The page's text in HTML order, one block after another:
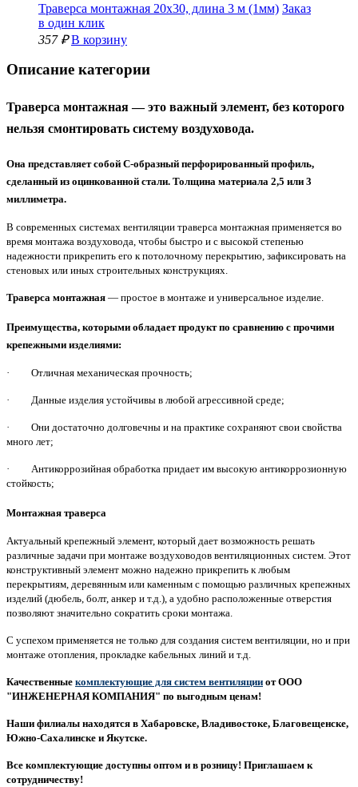
Траверса монтажная 20х30, длина 3 м (1мм) Заказ
в один клик
357 ₽ В корзину
Описание категории
Траверса монтажная— это важный элемент, без которого
нельзя смонтировать систему воздуховода.
Она представляет собой С-образный перфорированный профиль,
сделанный из оцинкованной стали. Толщина материала 2,5 или 3
миллиметра.
В современных системах вентиляции траверса монтажная применяется во
время монтажа воздуховода, чтобы быстро и с высокой степенью
надежности прикрепить его к потолочному перекрытию, зафиксировать на
стеновых или иных строительных конструкциях.
Траверса монтажная — простое в монтаже и универсальное изделие.
Преимущества, которыми обладает продукт по сравнению с прочими
крепежными изделиями:
· Отличная механическая прочность;
· Данные изделия устойчивы в любой агрессивной среде;
· Они достаточно долговечны и на практике сохраняют свои свойства
много лет;
· Антикоррозийная обработка придает им высокую антикоррозионную
стойкость;
Монтажная траверса
Актуальный крепежный элемент, который дает возможность решать
различные задачи при монтаже воздуховодов вентиляционных систем. Этот
конструктивный элемент можно надежно прикрепить к любым
перекрытиям, деревянным или каменным с помощью различных крепежных
изделий (дюбель, болт, анкер и т.д.), а удобно расположенные отверстия
позволяют значительно сократить сроки монтажа.
С успехом применяется не только для создания систем вентиляции, но и при
монтаже отопления, прокладке кабельных линий и т.д.
Качественные комплектующие для систем вентиляции от ООО
"ИНЖЕНЕРНАЯ КОМПАНИЯ" по выгодным ценам!
Наши филиалы находятся в Хабаровске, Владивостоке, Благовещенске,
Южно-Сахалинске и Якутске.
Все комплектующие доступны оптом и в розницу! Приглашаем к
сотрудничеству!